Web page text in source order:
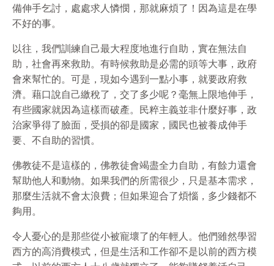
備伸手乞討，處處求人憐憫，那就麻煩了！因為這是在學
不好的事。
以往，我們訓練自己最大程度地進行自助，實在無法自
助，社會再來救助。有時候救助是必需的頭等大事，政府
會來幫忙的。可是，現如今遇到一點小事，就要政府救
濟。藉口說自己繳稅了，交了多少呢？毫無上限地伸手，
有些國家就因為這樣而破產。民粹主義並非什麼好事，政
治家爭得了臉面，受損的卻是國家，國民也被養成伸手
要、不自助的習慣。
佛教徒不是這樣的，佛教徒會竭盡全力自助，有餘力還會
幫助他人和動物。如果我們的所需很少，只是基本需求，
那麼生活就不會太浪費；但如果迎合了煩惱，多少錢都不
夠用。
令人憂心的是那些從小被寵壞了的年輕人。他們雖然學習
西方的高消費模式，但是生活和工作卻不是以前的西方模